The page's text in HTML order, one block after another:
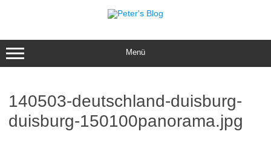
Menü
140503-deutschland-duisburg-
duisburg-150100panorama.jpg